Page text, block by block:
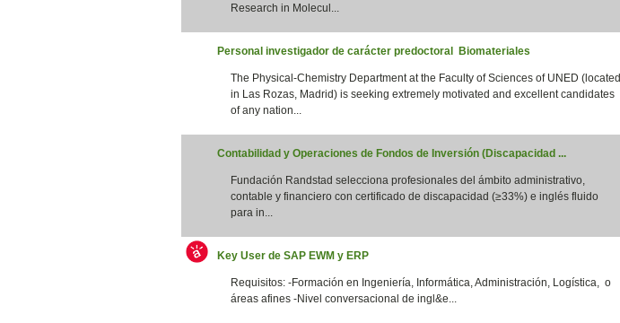
Research in Molecul...
Personal investigador de carácter predoctoral Biomateriales
The Physical-Chemistry Department at the Faculty of Sciences of UNED (located
in Las Rozas, Madrid) is seeking extremely motivated and excellent candidates
of any nation...
Contabilidad y Operaciones de Fondos de Inversión (Discapacidad ...
Fundación Randstad selecciona profesionales del ámbito administrativo,
contable y financiero con certificado de discapacidad (≥33%) e inglés fluido
para in...
Key User de SAP EWM y ERP
Requisitos: -Formación en Ingeniería, Informática, Administración, Logística, o
áreas afines -Nivel conversacional de ingl&e...